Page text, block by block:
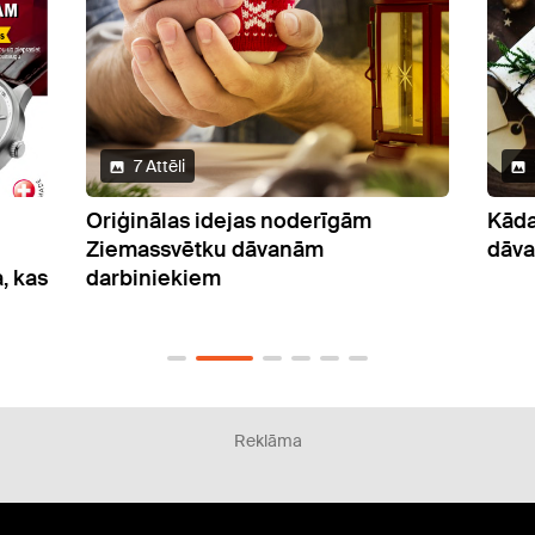
10 Attēli
Kādas ir gaidītākās korporatīvās
dāvanas Ziemassvētkos?
Reklāma